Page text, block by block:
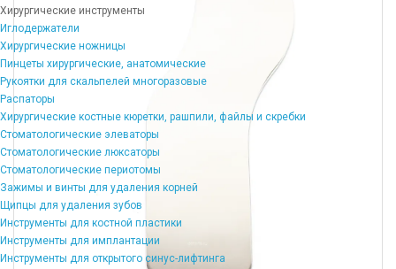
Хирургические инструменты
Иглодержатели
Хирургические ножницы
Пинцеты хирургические, анатомические
Рукоятки для скальпелей многоразовые
Распаторы
Хирургические костные кюретки, рашпили, файлы и скребки
Стоматологические элеваторы
Стоматологические люксаторы
Стоматологические периотомы
Зажимы и винты для удаления корней
Щипцы для удаления зубов
Инструменты для костной пластики
Инструменты для имплантации
Инструменты для открытого синус-лифтинга